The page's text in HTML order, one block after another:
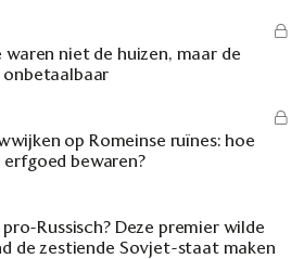
waren niet de huizen, maar de
op Romeinse ruïnes: hoe
bewaren?
Russisch? Deze premier wilde
de zestiende Sovjet-staat maken